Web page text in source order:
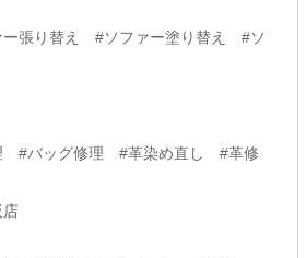
張り替え #ソファー塗り替え #ソ
#バッグ修理 #革染め直し #革修